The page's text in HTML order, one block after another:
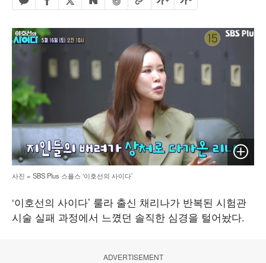
네이버 공유하기
이미지
사진 = SBS Plus 스플스 ‘이호선의 사이다’
‘이호선의 사이다’ 룰라 출신 채리나가 반복된 시험관
시술 실패 과정에서 느꼈던 솔직한 심경을 털어놨다.
ADVERTISEMENT